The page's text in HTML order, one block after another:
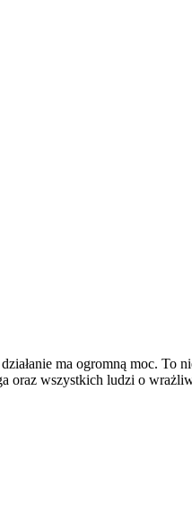
ma ogromną moc. To
oraz wszystkich ludzi o